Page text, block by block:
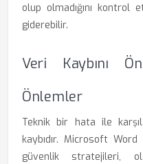
olup olmadığını kontrol
giderebilir.
Veri Kaybını
Önlemler
Teknik bir hata ile
kaybıdır. Microsoft
güvenlik stratejileri,